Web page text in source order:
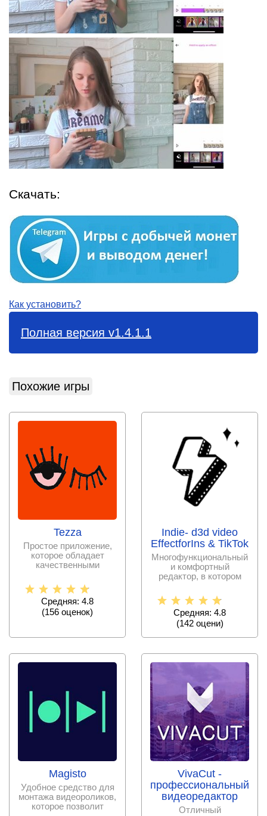
Скачать:
Как установить?
Полная версия v1.4.1.1
Похожие игры
Tezza
Простое приложение,
которое обладает
качественными
обработки фото
Средняя: 4.8
(156 оценок)
Indie- d3d video
EffectforIns & TikTok
Многофункциональный
и комфортный
редактор, в котором
Средняя: 4.8
(142оцени)
Magisto
Удобное средство для
монтажа видеороликов,
которое позволит
VivaCut -
профессиональный
видеоредактор
Отличный